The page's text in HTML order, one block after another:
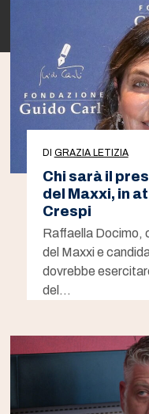
DI GRAZIA LETIZIA
Chi sarà il
del Maxxi, in
Crespi
Raffaella Docimo,
del Maxxi e
dovrebbe
del…